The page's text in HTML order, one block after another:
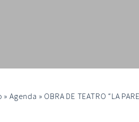
»Agenda » OBRA DE TEATRO “LA